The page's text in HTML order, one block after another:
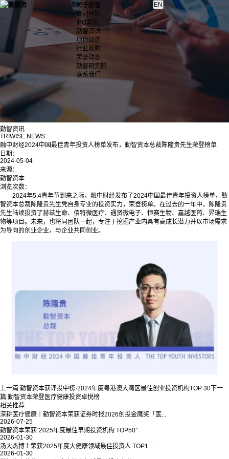
关于勤智
公司团队
IPO案例
勤智资讯
项目动态
行业观瞻
荣誉动态
勤智研究院
联系我们
勤智资讯
TRIWISE NEWS
融中财经2024中国最佳青年投资人榜单发布，勤智资本总裁陈隆贵先生荣登榜单
日期：
2024-05-04
来源：
勤智资本
浏览次数：
2024年5.4青年节到来之际，融中财经发布了2024中国最佳青年投资人榜单，勤
智资本总裁陈隆贵先生凭自身专业的投资实力，荣登榜单。在过去的一年中，陈隆贵
先生陆续投资了赫兹生命、佰特微医疗、遇贤微电子、恒赛生物、嘉越医药、昇瑞生
物等项目。未来，也将同团队一起，专注于挖掘产业内具有高成长潜力并以市场需求
为导向的创业企业，与企业共同创业。
上一篇:勤智资本获评投中榜·2024年度粤港澳大湾区最佳创业投资机构TOP 30 下一
篇:勤智资本荣登医疗健康投资卓悦榜
相关推荐
深耕医疗健康｜勤智资本荣获证券时报2026创投金鹰奖「医...
2026-07-25
勤智资本荣获“2025年度最佳早期投资机构 TOP50”
2026-01-30
汤大杰博士荣获2025年度大健康领域最佳投资人 TOP1...
2026-01-30